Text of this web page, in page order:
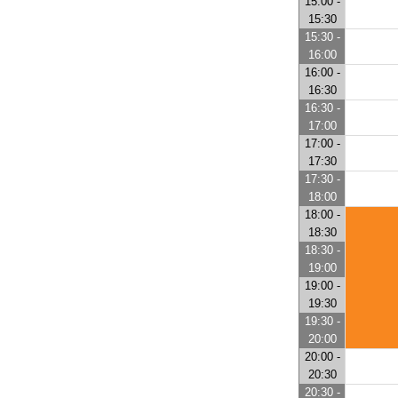
15:30
15:30 -
16:00
16:00 -
16:30
16:30 -
17:00
17:00 -
17:30
17:30 -
18:00
18:00 -
18:30
18:30 -
19:00
19:00 -
19:30
19:30 -
20:00
20:00 -
20:30
20:30 -